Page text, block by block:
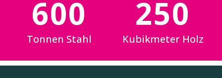
600
Tonnen Stahl
250
Kubikmeter Holz